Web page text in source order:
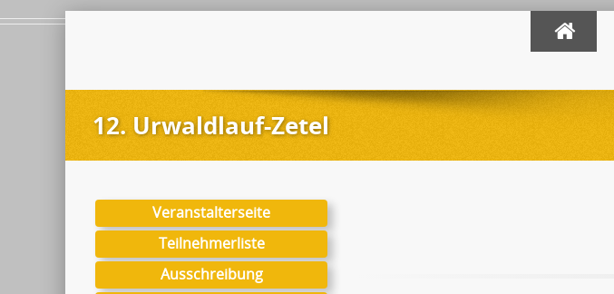
12. Urwaldlauf-Zetel
Veranstalterseite
Teilnehmerliste
Ausschreibung